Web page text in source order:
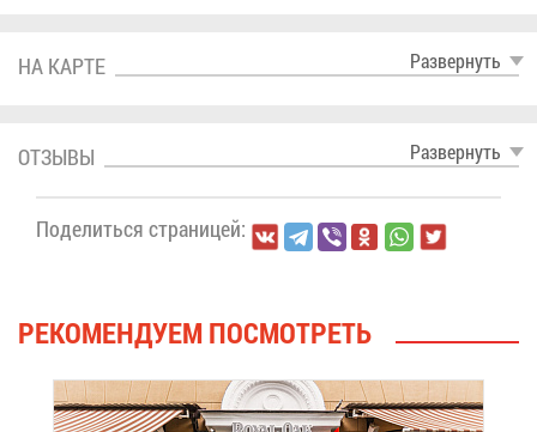
Раз­вер­нуть
НА КАР­ТЕ
Раз­вер­нуть
ОТ­ЗЫ­ВЫ
По­де­лить­ся стра­ни­цей:
РЕ­КО­МЕН­ДУ­ЕМ ПО­СМОТ­РЕТЬ